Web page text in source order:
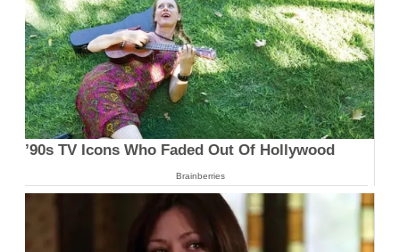
’90s TV Icons Who Faded Out Of Hollywood
Brainberries